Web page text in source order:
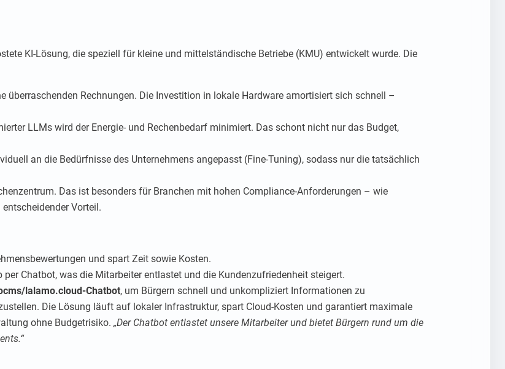
KI-Lösung, die speziell für kleine und mittelständische Betriebe (KMU) entwickelt wurde. Die
überraschenden Rechnungen. Die Investition in lokale Hardware amortisiert sich schnell –
LLMs wird der Energie- und Rechenbedarf minimiert. Das schont nicht nur das Budget,
an die Bedürfnisse des Unternehmens angepasst (Fine-Tuning), sodass nur die tatsächlich
Das ist besonders für Branchen mit hohen Compliance-Anforderungen – wie
Vorteil.
und spart Zeit sowie Kosten.
Chatbot, was die Mitarbeiter entlastet und die Kundenzufriedenheit steigert.
lalamo.cloud-Chatbot, um Bürgern schnell und unkompliziert Informationen zu
Die Lösung läuft auf lokaler Infrastruktur, spart Cloud-Kosten und garantiert maximale
ohne Budgetrisiko. „Der Chatbot entlastet unsere Mitarbeiter und bietet Bürgern rund um die